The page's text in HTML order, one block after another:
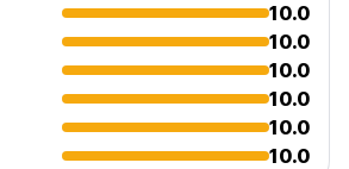
10.0
10.0
10.0
10.0
10.0
10.0